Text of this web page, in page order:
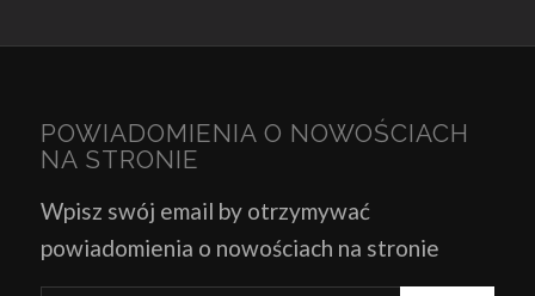
POWIADOMIENIA O NOWOŚCIACH
NA STRONIE
Wpisz swój email by otrzymywać
powiadomienia o nowościach na stronie